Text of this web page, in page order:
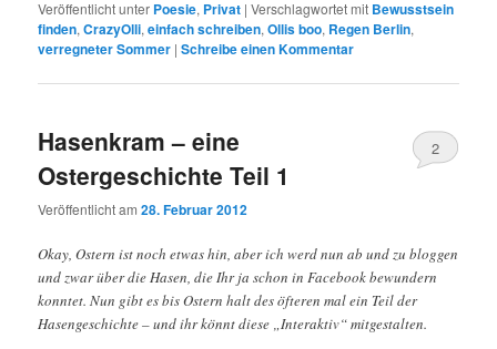
Veröffentlicht unter Poesie, Privat |Verschlagwortet mit Bewusstsein
finden,CrazyOlli,einfach schreiben,Ollis boo, Regen Berlin,
verregneter Sommer |Schreibe einen Kommentar
Hasenkram – eine
Ostergeschichte Teil 1
Veröffentlicht am28. Februar 2012
2
Okay, Ostern ist noch etwas hin, aber ich werd nun ab und zu bloggen
und zwar über die Hasen, die Ihr ja schon in Facebook bewundern
konntet. Nun gibt es bis Ostern halt des öfteren mal ein Teil der
Hasengeschichte – und ihr könnt diese „Interaktiv“ mitgestalten.